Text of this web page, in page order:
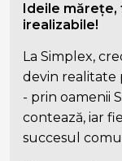
Ideile
irealizabile!
La Simplex,
devin realitate
- prin oamenii
contează, iar
succesul